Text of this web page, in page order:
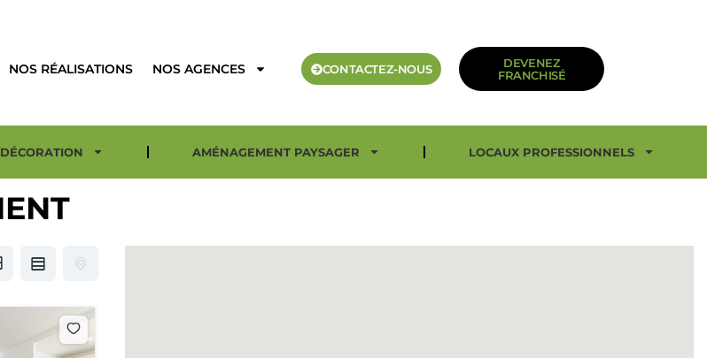
NOS RÉALISATIONS NOS AGENCES CONTACTEZ-NOUS
DEVENEZ
FRANCHISÉ
AMÉNAGEMENT PAYSAGER LOCAUX PROFESSIONNELS